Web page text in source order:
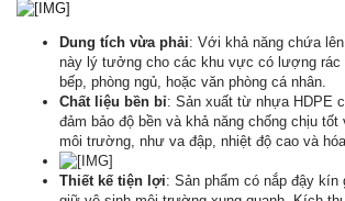
Dung tích vừa phải: Với khả năng chứa
này lý tưởng cho các khu vực có lượng rác
bếp, phòng ngủ, hoặc văn phòng cá nhân.
Chất liệu bền bỉ: Sản xuất từ nhựa HDPE
đảm bảo độ bền và khả năng chống chịu
môi trường, như va đập, nhiệt độ cao và
Thiết kế tiện lợi: Sản phẩm có nắp đậy kín